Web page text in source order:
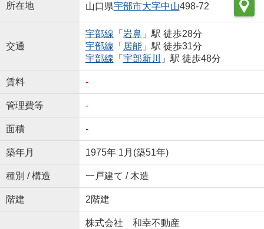
所在地 山口県宇部市大字中山498-72
交通
宇部線 「 岩鼻」駅 徒歩28分
宇部線 「 居能」駅 徒歩31分
宇部線 「 宇部新川 」駅 徒歩48分
賃料 -
管理費等 -
面積 -
築年月 1975年 1月(築51年)
種別 / 構造 一戸建て / 木造
階建 2階建
株式会社 和幸不動産